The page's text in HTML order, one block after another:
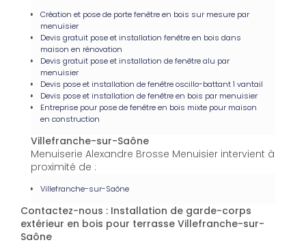
Création et pose de porte fenêtre en bois sur mesure par
menuisier
Devis gratuit pose et installation fenêtre en bois dans
maison en rénovation
Devis gratuit pose et installation de fenêtre alu par
menuisier
Devis pose et installation de fenêtre oscillo-battant 1 vantail
Devis pose et installation de fenêtre en bois par menuisier
Entreprise pour pose de fenêtre en bois mixte pour maison
en construction
Villefranche-sur-Saône
Menuiserie Alexandre Brosse Menuisier intervient à
proximité de :
Villefranche-sur-Saône
Contactez-nous : Installation de garde-corps
extérieur en bois pour terrasse Villefranche-sur-
Saône